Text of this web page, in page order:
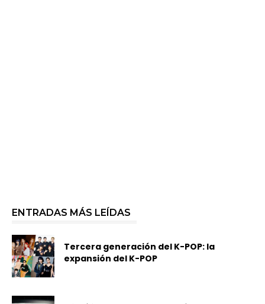
ENTRADAS MÁS LEÍDAS
Tercera generación del K-POP: la
expansión del K-POP